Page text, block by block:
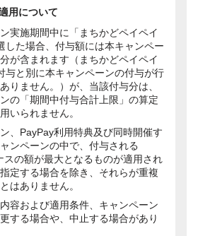
用について
実施期間中に「まちかどペイペイ
した場合、付与額には本キャンペー
が含まれます（まちかどペイペイ
与と別に本キャンペーンの付与が行
りません。）が、当該付与分は、
の「期間中付与合計上限」の算定
いられません。
、PayPay利用特典及び同時開催す
ンペーンの中で、付与される
スの額が最大となるものが適用され
定する場合を除き、それらが重複
はありません。
容および適用条件、キャンペーン
する場合や、中止する場合があり